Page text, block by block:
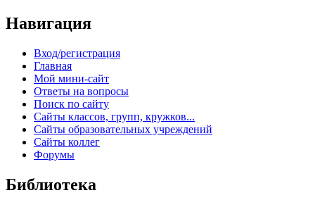
Навигация
Вход/регистрация
Главная
Мой мини-сайт
Ответы на вопросы
Поиск по сайту
Сайты классов, групп, кружков...
Сайты образовательных учреждений
Сайты коллег
Форумы
Библиотека